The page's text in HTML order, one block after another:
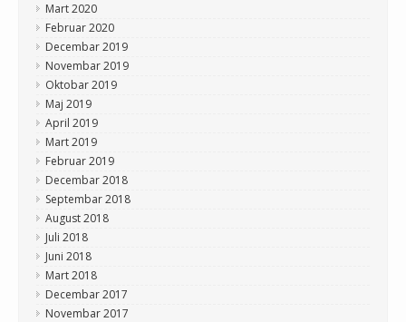
Mart 2020
Februar 2020
Decembar 2019
Novembar 2019
Oktobar 2019
Maj 2019
April 2019
Mart 2019
Februar 2019
Decembar 2018
Septembar 2018
August 2018
Juli 2018
Juni 2018
Mart 2018
Decembar 2017
Novembar 2017